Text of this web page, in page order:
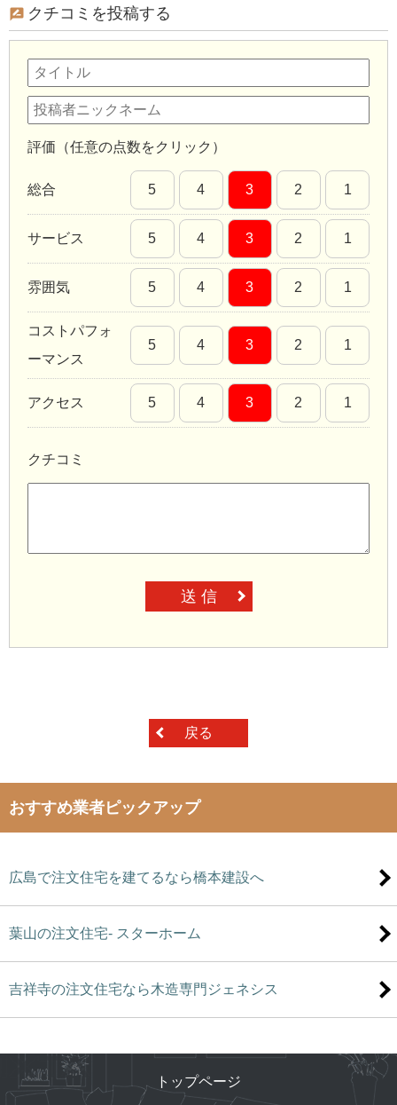
クチコミを投稿する
評価（任意の点数をクリック）
総合 5 4 3 2 1
サービス 5 4 3 2 1
雰囲気 5 4 3 2 1
コストパフォ
ーマンス
5 4 3 2 1
アクセス 5 4 3 2 1
クチコミ
送 信
戻る
おすすめ業者ピックアップ
広島で注文住宅を建てるなら橋本建設へ
葉山の注文住宅- スターホーム
吉祥寺の注文住宅なら木造専門ジェネシス
トップページ